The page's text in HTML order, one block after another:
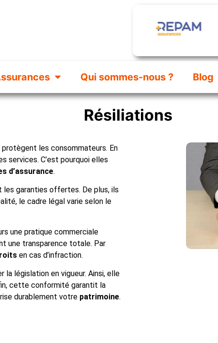
Qui sommes-nous ? Blog
Résiliations
protègent les consommateurs. En
services. C’est pourquoi elles
d’assurance.
garanties offertes. De plus, ils
le cadre légal varie selon le
une pratique commerciale
une transparence totale. Par
en cas d’infraction.
la législation en vigueur. Ainsi, elle
cette conformité garantit la
durablement votre patrimoine.